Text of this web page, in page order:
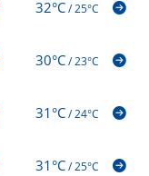
32°C/25°C
30°C/23°C
31°C/24°C
31°C/25°C